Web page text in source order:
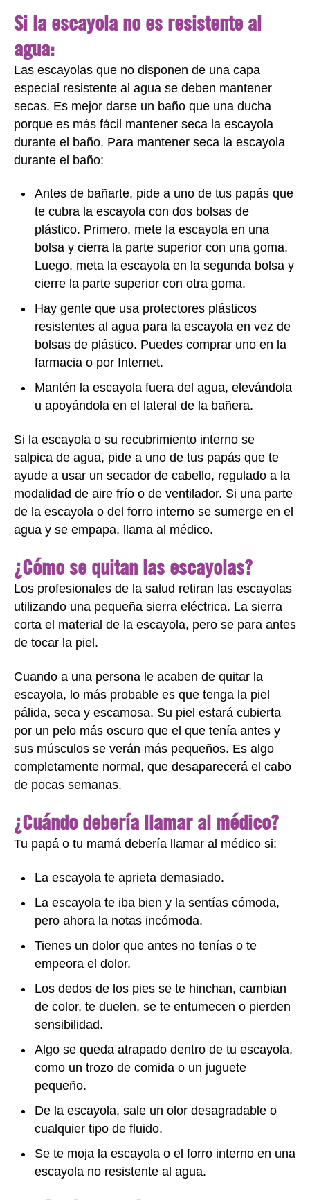
Si la escayola no es resistente al
agua:
Las escayolas que no disponen de una capa
especial resistente al agua se deben mantener
secas. Es mejor darse un baño que una ducha
porque es más fácil mantener seca la escayola
durante el baño. Para mantener seca la escayola
durante el baño:
Antes de bañarte, pide a uno de tus papás que
te cubra la escayola con dos bolsas de
plástico. Primero, mete la escayola en una
bolsa y cierra la parte superior con una goma.
Luego, meta la escayola en la segunda bolsa y
cierre la parte superior con otra goma.
Hay gente que usa protectores plásticos
resistentes al agua para la escayola en vez de
bolsas de plástico. Puedes comprar uno en la
farmacia o por Internet.
Mantén la escayola fuera del agua, elevándola
u apoyándola en el lateral de la bañera.
Si la escayola o su recubrimiento interno se
salpica de agua, pide a uno de tus papás que te
ayude a usar un secador de cabello, regulado a la
modalidad de aire frío o de ventilador. Si una parte
de la escayola o del forro interno se sumerge en el
agua y se empapa, llama al médico.
¿Cómo se quitan las escayolas?
Los profesionales de la salud retiran las escayolas
utilizando una pequeña sierra eléctrica. La sierra
corta el material de la escayola, pero se para antes
de tocar la piel.
Cuando a una persona le acaben de quitar la
escayola, lo más probable es que tenga la piel
pálida, seca y escamosa. Su piel estará cubierta
por un pelo más oscuro que el que tenía antes y
sus músculos se verán más pequeños. Es algo
completamente normal, que desaparecerá el cabo
de pocas semanas.
¿Cuándo debería llamar al médico?
Tu papá o tu mamá debería llamar al médico si:
La escayola te aprieta demasiado.
La escayola te iba bien y la sentías cómoda,
pero ahora la notas incómoda.
Tienes un dolor que antes no tenías o te
empeora el dolor.
Los dedos de los pies se te hinchan, cambian
de color, te duelen, se te entumecen o pierden
sensibilidad.
Algo se queda atrapado dentro de tu escayola,
como un trozo de comida o un juguete
pequeño.
De la escayola, sale un olor desagradable o
cualquier tipo de fluido.
Se te moja la escayola o el forro interno en una
escayola no resistente al agua.